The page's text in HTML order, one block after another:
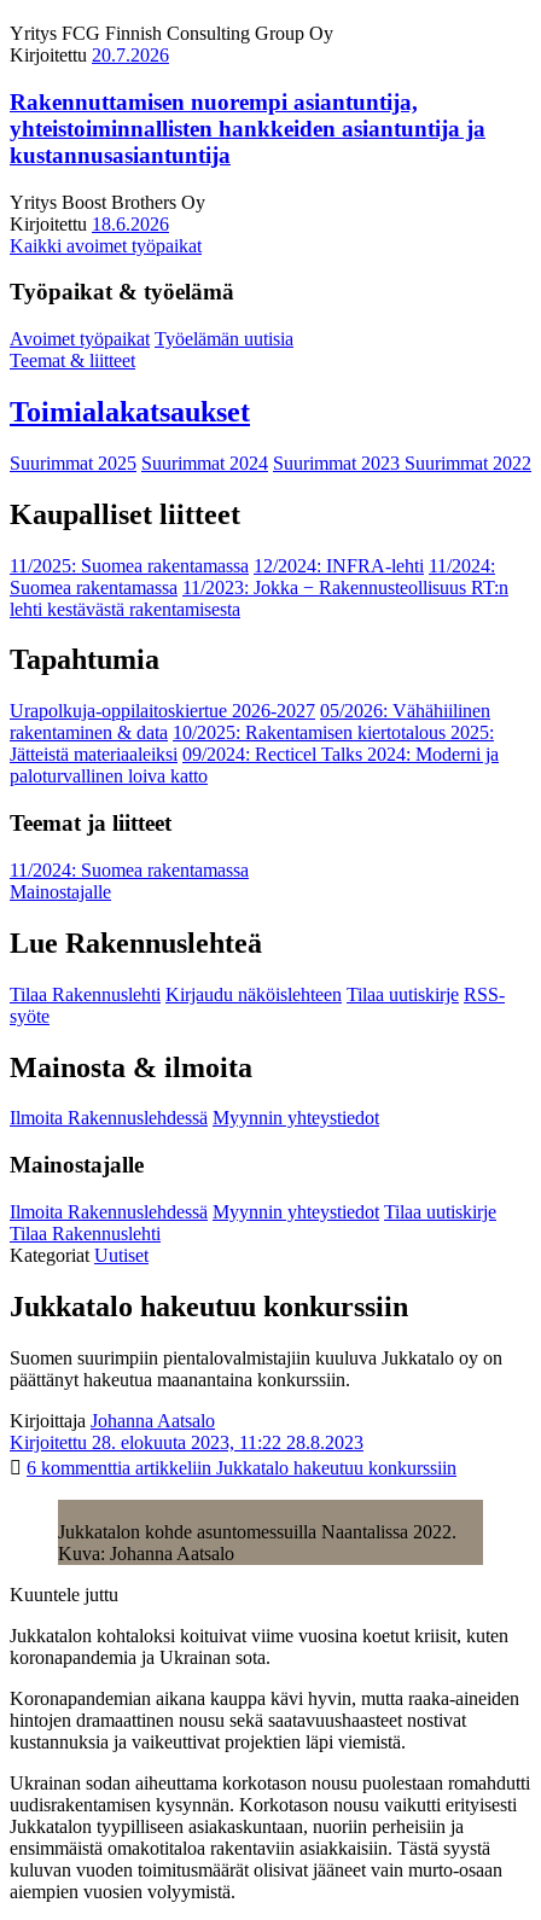
Yritys FCG Finnish Consulting Group Oy
Kirjoitettu 20.7.2026
Rakennuttamisen nuorempi asiantuntija,
yhteistoiminnallisten hankkeiden asiantuntija ja
kustannusasiantuntija
Yritys Boost Brothers Oy
Kirjoitettu 18.6.2026
Kaikki avoimet työpaikat
Työpaikat & työelämä
Avoimet työpaikat Työelämän uutisia
Teemat & liitteet
Toimialakatsaukset
Suurimmat 2025 Suurimmat 2024 Suurimmat 2023 Suurimmat 2022
Kaupalliset liitteet
11/2025: Suomea rakentamassa 12/2024: INFRA-lehti 11/2024:
Suomea rakentamassa 11/2023: Jokka − Rakennusteollisuus RT:n
lehti kestävästä rakentamisesta
Tapahtumia
Urapolkuja-oppilaitoskiertue 2026-2027 05/2026: Vähähiilinen
rakentaminen & data 10/2025: Rakentamisen kiertotalous 2025:
Jätteistä materiaaleiksi 09/2024: Recticel Talks 2024: Moderni ja
paloturvallinen loiva katto
Teemat ja liitteet
11/2024: Suomea rakentamassa
Mainostajalle
Lue Rakennuslehteä
Tilaa Rakennuslehti Kirjaudu näköislehteen Tilaa uutiskirje RSS-
syöte
Mainosta & ilmoita
Ilmoita Rakennuslehdessä Myynnin yhteystiedot
Mainostajalle
Ilmoita Rakennuslehdessä Myynnin yhteystiedot Tilaa uutiskirje
Tilaa Rakennuslehti
Kategoriat Uutiset
Jukkatalo hakeutuu konkurssiin
Suomen suurimpiin pientalovalmistajiin kuuluva Jukkatalo oy on
päättänyt hakeutua maanantaina konkurssiin.
Kirjoittaja Johanna Aatsalo
Kirjoitettu 28. elokuuta 2023, 11:22 28.8.2023
6 kommenttia artikkeliin Jukkatalo hakeutuu konkurssiin
Jukkatalon kohde asuntomessuilla Naantalissa 2022.
Kuva: Johanna Aatsalo
Kuuntele juttu
Jukkatalon kohtaloksi koituivat viime vuosina koetut kriisit, kuten
koronapandemia ja Ukrainan sota.
Koronapandemian aikana kauppa kävi hyvin, mutta raaka-aineiden
hintojen dramaattinen nousu sekä saatavuushaasteet nostivat
kustannuksia ja vaikeuttivat projektien läpi viemistä.
Ukrainan sodan aiheuttama korkotason nousu puolestaan romahdutti
uudisrakentamisen kysynnän. Korkotason nousu vaikutti erityisesti
Jukkatalon tyypilliseen asiakaskuntaan, nuoriin perheisiin ja
ensimmäistä omakotitaloa rakentaviin asiakkaisiin. Tästä syystä
kuluvan vuoden toimitusmäärät olisivat jääneet vain murto-osaan
aiempien vuosien volyymistä.